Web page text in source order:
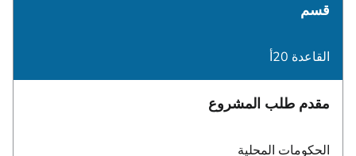
قسم
القاعدة 20أ
مقدم طلب المشروع
الحكومات المحلية